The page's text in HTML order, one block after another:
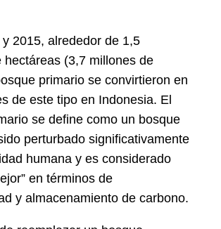
2015, alrededor de 1,5
hectáreas (3,7 millones de
primario se convirtieron en
de este tipo en Indonesia. El
se define como un bosque
perturbado significativamente
humana y es considerado
en términos de
y almacenamiento de carbono.